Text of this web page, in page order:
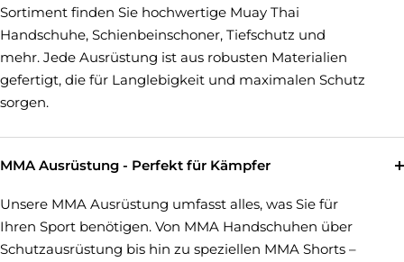
Sortiment finden Sie hochwertige Muay Thai
Handschuhe, Schienbeinschoner, Tiefschutz und
mehr. Jede Ausrüstung ist aus robusten Materialien
gefertigt, die für Langlebigkeit und maximalen Schutz
sorgen.
MMA Ausrüstung - Perfekt für Kämpfer
Unsere MMA Ausrüstung umfasst alles, was Sie für
Ihren Sport benötigen. Von MMA Handschuhen über
Schutzausrüstung bis hin zu speziellen MMA Shorts –